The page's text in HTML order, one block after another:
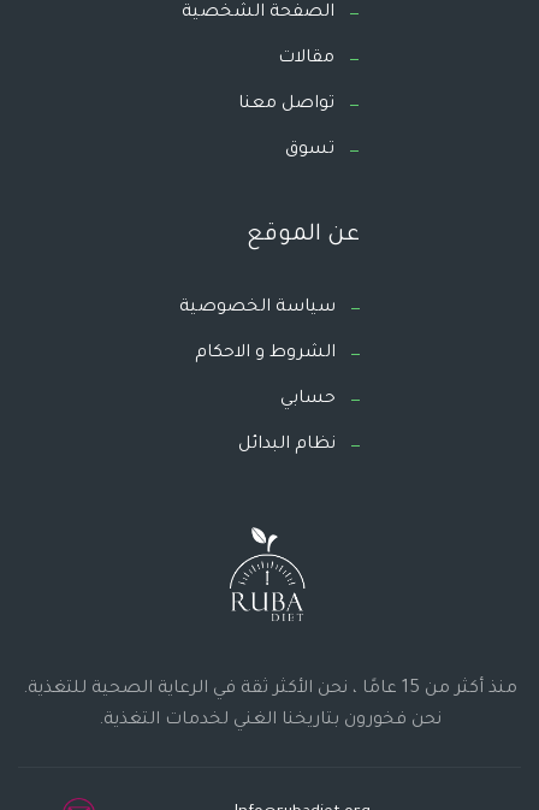
الصفحة الشخصية
مقالات
تواصل معنا
تسوق
عن الموقع
سياسة الخصوصية
الشروط و الاحكام
حسابي
نظام البدائل
منذ أكثر من 15 عامًا ، نحن الأكثر ثقة في الرعاية الصحية للتغذية.
نحن فخورون بتاريخنا الغني لخدمات التغذية.